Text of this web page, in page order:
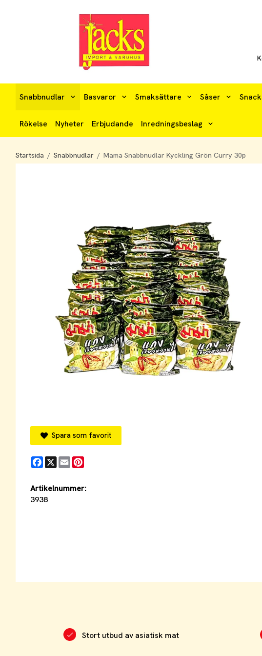
Snabbnudlar Basvaror Smaksättare Såser
Rökelse Nyheter Erbjudande Inredningsbeslag
Startsida / Snabbnudlar / Mama Snabbnudlar Kyckling Grön Curry 30p
Spara som favorit
Facebook
X Email
Artikelnummer:
3938
Stort utbud av asiatisk mat